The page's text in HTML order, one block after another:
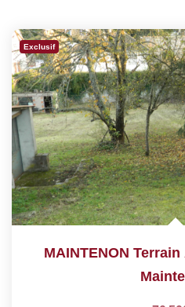
Exclusif
MAINTENON Terrain